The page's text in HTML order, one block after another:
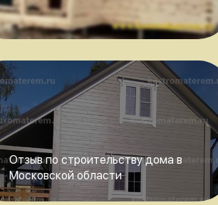
Отзыв по строительству дома в
Московской области